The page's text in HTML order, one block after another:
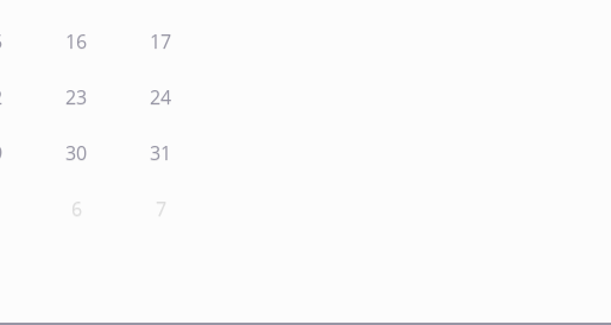
16 17
23 24
30 31
6 7